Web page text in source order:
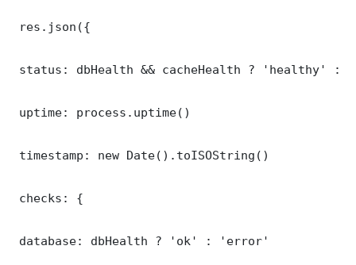
res.json({
status: dbHealth && cacheHealth ? 'healthy' :
uptime: process.uptime()
timestamp: new Date().toISOString()
checks: {
database: dbHealth ? 'ok' : 'error'